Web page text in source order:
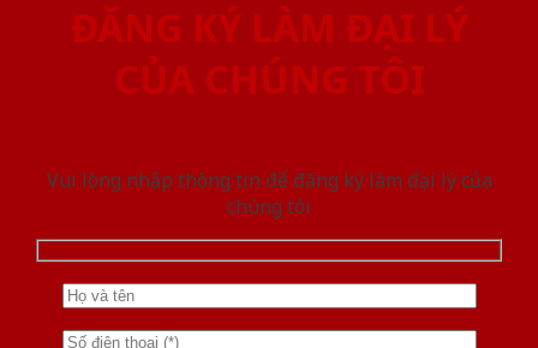
ĐĂNG KÝ LÀM ĐẠI LÝ
CỦA CHÚNG TÔI
Vui lòng nhập thông tin để đăng ký làm đại lý của
chúng tôi